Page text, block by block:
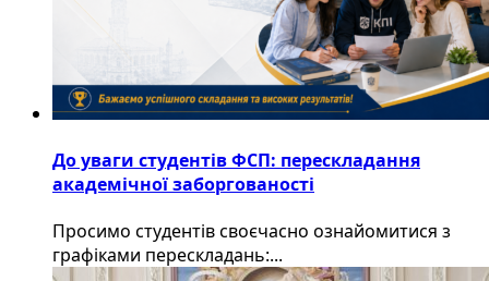
До уваги студентів ФСП: перескладання
академічної заборгованості
Просимо студентів своєчасно ознайомитися з
графіками перескладань:...